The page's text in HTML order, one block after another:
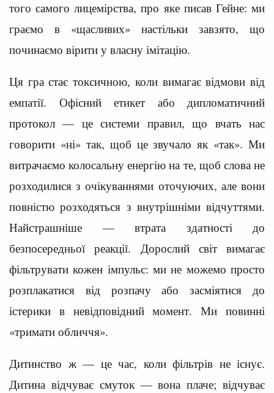
того самого лицемірства, про яке писав Гейне: ми
граємо в «щасливих» настільки завзято, що
починаємо вірити у власну імітацію.
Ця гра стає токсичною, коли вимагає відмови від
емпатії. Офісний етикет або дипломатичний
протокол — це системи правил, що вчать нас
говорити «ні» так, щоб це звучало як «так». Ми
витрачаємо колосальну енергію на те, щоб слова не
розходилися з очікуваннями оточуючих, але вони
повністю розходяться з внутрішніми відчуттями.
Найстрашніше — втрата здатності до
безпосередньої реакції. Дорослий світ вимагає
фільтрувати кожен імпульс: ми не можемо просто
розплакатися від розпачу або засміятися до
істерики в невідповідний момент. Ми повинні
«тримати обличчя».
Дитинство ж — це час, коли фільтрів не існує.
Дитина відчуває смуток — вона плаче; відчуває